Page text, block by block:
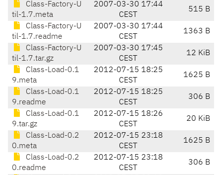
Class-Factory-U
til-1.7.meta
2007-03-30 17:44
CEST
515 B
Class-Factory-U
til-1.7.readme
2007-03-30 17:44
CEST
1363 B
Class-Factory-U
til-1.7.tar.gz
2007-03-30 17:45
CEST
12 KiB
Class-Load-0.1
9.meta
2012-07-15 18:25
CEST
1625 B
Class-Load-0.1
9.readme
2012-07-15 18:25
CEST
306 B
Class-Load-0.1
9.tar.gz
2012-07-15 18:26
CEST
20 KiB
Class-Load-0.2
0.meta
2012-07-15 23:18
CEST
1625 B
Class-Load-0.2
0.readme
2012-07-15 23:18
CEST
306 B